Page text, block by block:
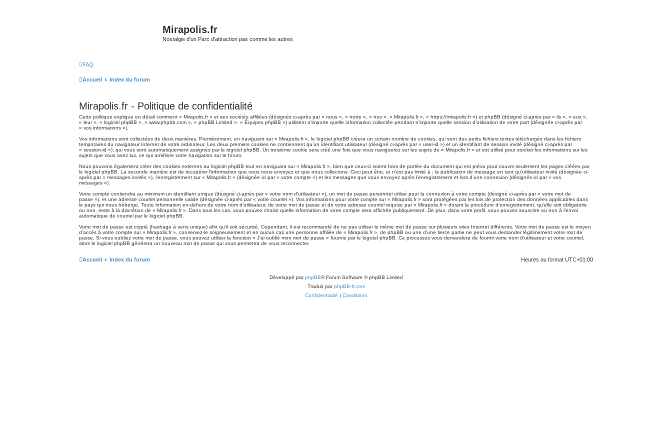
Mirapolis.fr
Nostalgie d'un Parc d'attraction pas comme les autres
FAQ
Accueil Index du forum
Mirapolis.fr - Politique de confidentialité
Cette politique explique en détail comment « Mirapolis.fr » et ses sociétés affiliées (désignés ci-après par « nous », « notre », « nos », « Mirapolis.fr », « https://mirapolis.fr ») et phpBB (désigné ci-après par « ils », « eux »,
« leur », « logiciel phpBB », « www.phpbb.com », « phpBB Limited », « Équipes phpBB ») utilisent n’importe quelle information collectée pendant n’importe quelle session d’utilisation de votre part (désignée ci-après par
« vos informations »).
Vos informations sont collectées de deux manières. Premièrement, en naviguant sur « Mirapolis.fr », le logiciel phpBB créera un certain nombre de cookies, qui sont des petits fichiers textes téléchargés dans les fichiers
temporaires du navigateur Internet de votre ordinateur. Les deux premiers cookies ne contiennent qu’un identifiant utilisateur (désigné ci-après par « user-id ») et un identifiant de session invité (désigné ci-après par
« session-id »), qui vous sont automatiquement assignés par le logiciel phpBB. Un troisième cookie sera créé une fois que vous naviguerez sur les sujets de « Mirapolis.fr » et est utilisé pour stocker les informations sur les
sujets que vous avez lus, ce qui améliore votre navigation sur le forum.
Nous pouvons également créer des cookies externes au logiciel phpBB tout en naviguant sur « Mirapolis.fr », bien que ceux-ci soient hors de portée du document qui est prévu pour couvrir seulement les pages créées par
le logiciel phpBB. La seconde manière est de récupérer l’information que vous nous envoyez et que nous collectons. Ceci peut être, et n’est pas limité à : la publication de message en tant qu’utilisateur invité (désignée ci-
après par « messages invités »), l’enregistrement sur « Mirapolis.fr » (désignée ici par « votre compte ») et les messages que vous envoyez après l’enregistrement et lors d’une connexion (désignés ici par « vos
messages »).
Votre compte contiendra au minimum un identifiant unique (désigné ci-après par « votre nom d’utilisateur »), un mot de passe personnel utilisé pour la connexion à votre compte (désigné ci-après par « votre mot de
passe »), et une adresse courriel personnelle valide (désignée ci-après par « votre courriel »). Vos informations pour votre compte sur « Mirapolis.fr » sont protégées par les lois de protection des données applicables dans
le pays qui nous héberge. Toute information en-dehors de votre nom d’utilisateur, de votre mot de passe et de votre adresse courriel requise par « Mirapolis.fr » durant la procédure d’enregistrement, qu’elle soit obligatoire
ou non, reste à la discrétion de « Mirapolis.fr ». Dans tous les cas, vous pouvez choisir quelle information de votre compte sera affichée publiquement. De plus, dans votre profil, vous pouvez souscrire ou non à l’envoi
automatique de courriel par le logiciel phpBB.
Votre mot de passe est crypté (hashage à sens unique) afin qu’il soit sécurisé. Cependant, il est recommandé de ne pas utiliser le même mot de passe sur plusieurs sites Internet différents. Votre mot de passe est le moyen
d’accès à votre compte sur « Mirapolis.fr », conservez-le soigneusement et en aucun cas une personne affiliée de « Mirapolis.fr », de phpBB ou une d’une tierce partie ne peut vous demander légitimement votre mot de
passe. Si vous oubliez votre mot de passe, vous pouvez utiliser la fonction « J’ai oublié mon mot de passe » fournie par le logiciel phpBB. Ce processus vous demandera de fournir votre nom d’utilisateur et votre courriel,
alors le logiciel phpBB générera un nouveau mot de passe qui vous permettra de vous reconnecter.
Accueil Index du forum Heures au format UTC+01:00
Développé parphpBB® Forum Software © phpBB Limited
Traduit parphpBB-fr.com
Confidentialité | Conditions